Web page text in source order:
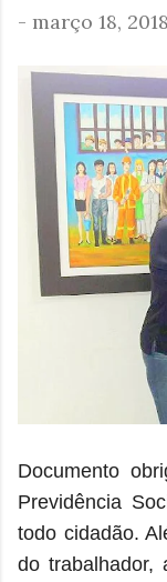
- março 18, 2018
Documento
Previdência
todo cidadão.
do trabalhador,